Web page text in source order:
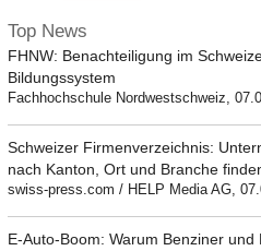
Top News
FHNW: Benachteiligung im
Bildungssystem
Fachhochschule Nordwestschweiz,
Schweizer Firmenverzeichnis:
nach Kanton, Ort und Branche
swiss-press.com / HELP Media AG,
E-Auto-Boom: Warum Benziner und